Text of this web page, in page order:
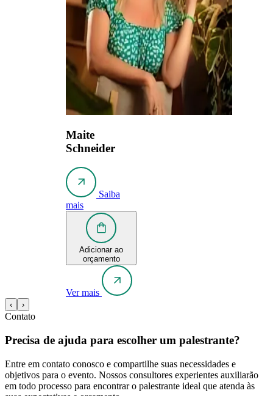
Maite
Schneider
Saiba
mais
Adicionar ao
orçamento
Ver mais
‹ ›
Contato
Precisa de ajuda para escolher um palestrante?
Entre em contato conosco e compartilhe suas necessidades e
objetivos para o evento. Nossos consultores experientes auxiliarão
em todo processo para encontrar o palestrante ideal que atenda às